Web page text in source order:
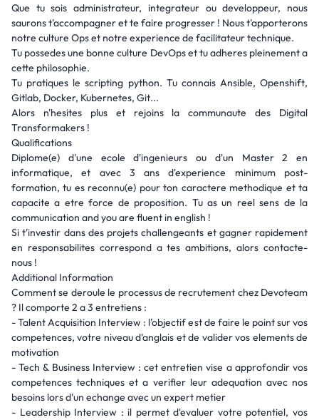
Que tu sois administrateur, integrateur ou developpeur, nous
saurons t'accompagner et te faire progresser ! Nous t'apporterons
notre culture Ops et notre experience de facilitateur technique.
Tu possedes une bonne culture DevOps et tu adheres pleinement a
cette philosophie.
Tu pratiques le scripting python. Tu connais Ansible, Openshift,
Gitlab, Docker, Kubernetes, Git...
Alors n'hesites plus et rejoins la communaute des Digital
Transformakers !
Qualifications
Diplome(e) d'une ecole d'ingenieurs ou d'un Master 2 en
informatique, et avec 3 ans d'experience minimum post-
formation, tu es reconnu(e) pour ton caractere methodique et ta
capacite a etre force de proposition. Tu as un reel sens de la
communication and you are fluent in english !
Si t'investir dans des projets challengeants et gagner rapidement
en responsabilites correspond a tes ambitions, alors contacte-
nous !
Additional Information
Comment se deroule le processus de recrutement chez Devoteam
? Il comporte 2 a 3 entretiens :
- Talent Acquisition Interview : l'objectif est de faire le point sur vos
competences, votre niveau d'anglais et de valider vos elements de
motivation
- Tech & Business Interview : cet entretien vise a approfondir vos
competences techniques et a verifier leur adequation avec nos
besoins lors d'un echange avec un expert metier
- Leadership Interview : il permet d'evaluer votre potentiel, vos